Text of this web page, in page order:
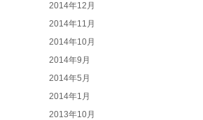
2014年12月
2014年11月
2014年10月
2014年9月
2014年5月
2014年1月
2013年10月